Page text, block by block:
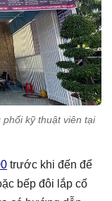
kỹ thuật viên tại
trước khi đến để
bếp đôi lắp cố